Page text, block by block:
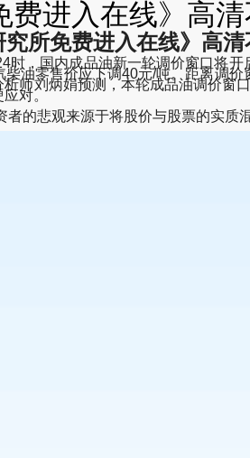
费进入在线》高
所免费进入在线》高
国内成品油新一轮调价窗口将开
油零售价应下调40元/吨。距离调
师刘炳娟预测，本轮成品油调价
应对。
悲观来源于将股价与股票的实质混